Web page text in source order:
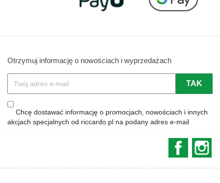
Otrzymuj informację o nowościach i wyprzedażach
Chcę dostawać informację o promocjach, nowościach i innych
akcjach specjalnych od riccardo.pl na podany adres e-mail